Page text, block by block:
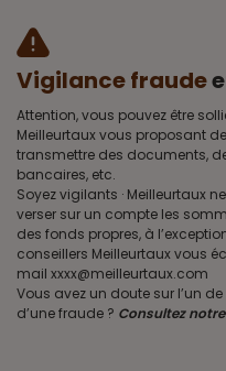
Vigilance fraude
Attention, vous pouvez être
Meilleurtaux vous proposant
transmettre des documents,
bancaires, etc.
Soyez vigilants · Meilleurtaux
verser sur un compte les
des fonds propres, à
conseillers Meilleurtaux vous
mail xxxx@meilleurtaux.com
Vous avez un doute sur l’un
d’une fraude ? Consultez